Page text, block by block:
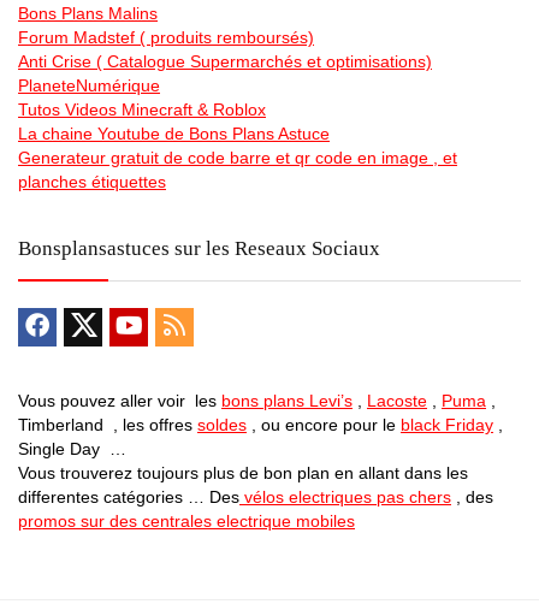
Bons Plans Malins
Forum Madstef ( produits remboursés)
Anti Crise ( Catalogue Supermarchés et optimisations)
PlaneteNumérique
Tutos Videos Minecraft & Roblox
La chaine Youtube de Bons Plans Astuce
Generateur gratuit de code barre et qr code en image , et
planches étiquettes
Bonsplansastuces sur les Reseaux Sociaux
Vous pouvez aller voir les bons plans Levi’s Lacoste Puma
Timberland , les offres soldes , ou encore pour le black Friday
Single Day …
Vous trouverez toujours plus de bon plan en allant dans les
differentes catégories … Des vélos electriques pas chers , des
promos sur des centrales electrique mobiles